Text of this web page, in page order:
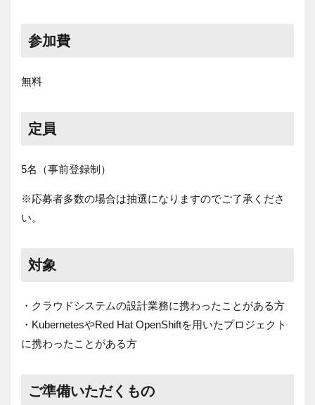
参加費
無料
定員
5名（事前登録制）
※応募者多数の場合は抽選になりますのでご了承くださ
い。
対象
・クラウドシステムの設計業務に携わったことがある方
・KubernetesやRed Hat OpenShiftを用いたプロジェクト
に携わったことがある方
ご準備いただくもの